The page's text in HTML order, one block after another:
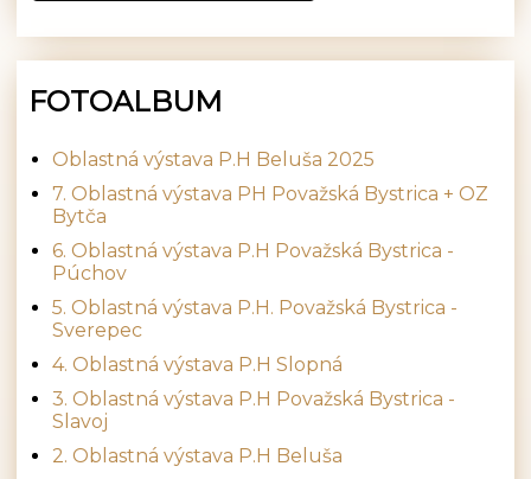
FOTOALBUM
Oblastná výstava P.H Beluša 2025
7. Oblastná výstava PH Považská Bystrica + OZ
Bytča
6. Oblastná výstava P.H Považská Bystrica -
Púchov
5. Oblastná výstava P.H. Považská Bystrica -
Sverepec
4. Oblastná výstava P.H Slopná
3. Oblastná výstava P.H Považská Bystrica -
Slavoj
2. Oblastná výstava P.H Beluša